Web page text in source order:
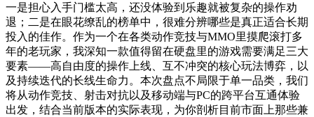
一是担心入手门槛太高，还没体验到乐趣就被复杂的操作劝
退；二是在眼花缭乱的榜单中，很难分辨哪些是真正适合长期
投入的佳作。作为一个在各类动作竞技与MMO里摸爬滚打多
年的老玩家，我深知一款值得留在硬盘里的游戏需要满足三大
要素——高自由度的操作上线、互不冲突的核心玩法博弈，以
及持续迭代的长线生命力。本次盘点不局限于单一品类，我们
将从动作竞技、射击对抗以及移动端与PC的跨平台互通体验
出发，结合当前版本的实际表现，为你剖析目前市面上那些兼